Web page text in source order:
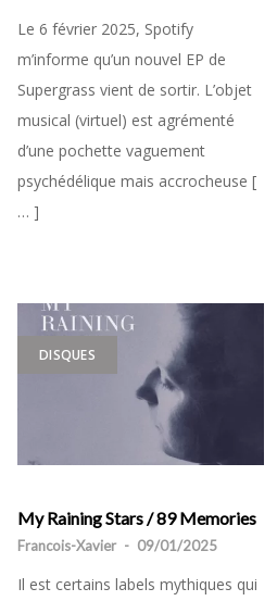
Le 6 février 2025, Spotify
m’informe qu’un nouvel EP de
Supergrass vient de sortir. L’objet
musical (virtuel) est agrémenté
d’une pochette vaguement
psychédélique mais accrocheuse [
… ]
DISQUES
My Raining Stars / 89 Memories
Francois-Xavier - 09/01/2025
Il est certains labels mythiques qui